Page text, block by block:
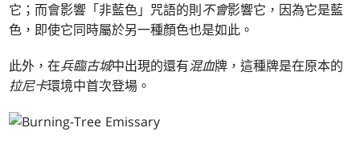
它；而會影響「非藍色」咒語的則不會影響它，因為它是藍
色，即使它同時屬於另一種顏色也是如此。
此外，在兵臨古城中出現的還有混血牌，這種牌是在原本的
拉尼卡環境中首次登場。